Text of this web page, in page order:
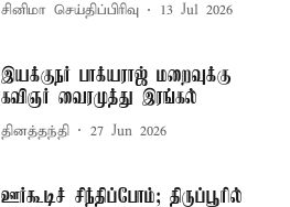
சினிமா செய்திப்பிரிவு 13 Jul 2026
இயக்குநர் பாக்யராஜ் மறைவுக்கு
கவிஞர் வைரமுத்து இரங்கல்
தினத்தந்தி 27 Jun 2026
ஊர்கூடிச் சிந்திப்போம்; திருப்பூரில்